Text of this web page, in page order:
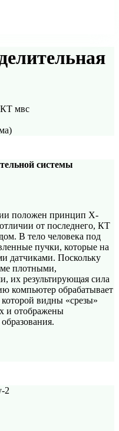
КТ мвс
системы
положен принцип X-
от последнего, КТ
В тело человека под
пучки, которые на
датчиками. Поскольку
плотными,
их результирующая сила
компьютер обрабатывает
видны «срезы»
и отображены